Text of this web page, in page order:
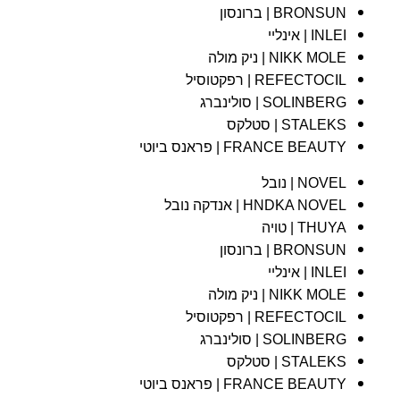
BRONSUN | ברונסון
INLEI | אינליי
NIKK MOLE | ניק מולה
REFECTOCIL | רפקטוסיל
SOLINBERG | סולינברג
STALEKS | סטלקס
FRANCE BEAUTY | פראנס ביוטי
NOVEL | נובל
HNDKA NOVEL | אנדקה נובל
THUYA | טויה
BRONSUN | ברונסון
INLEI | אינליי
NIKK MOLE | ניק מולה
REFECTOCIL | רפקטוסיל
SOLINBERG | סולינברג
STALEKS | סטלקס
FRANCE BEAUTY | פראנס ביוטי